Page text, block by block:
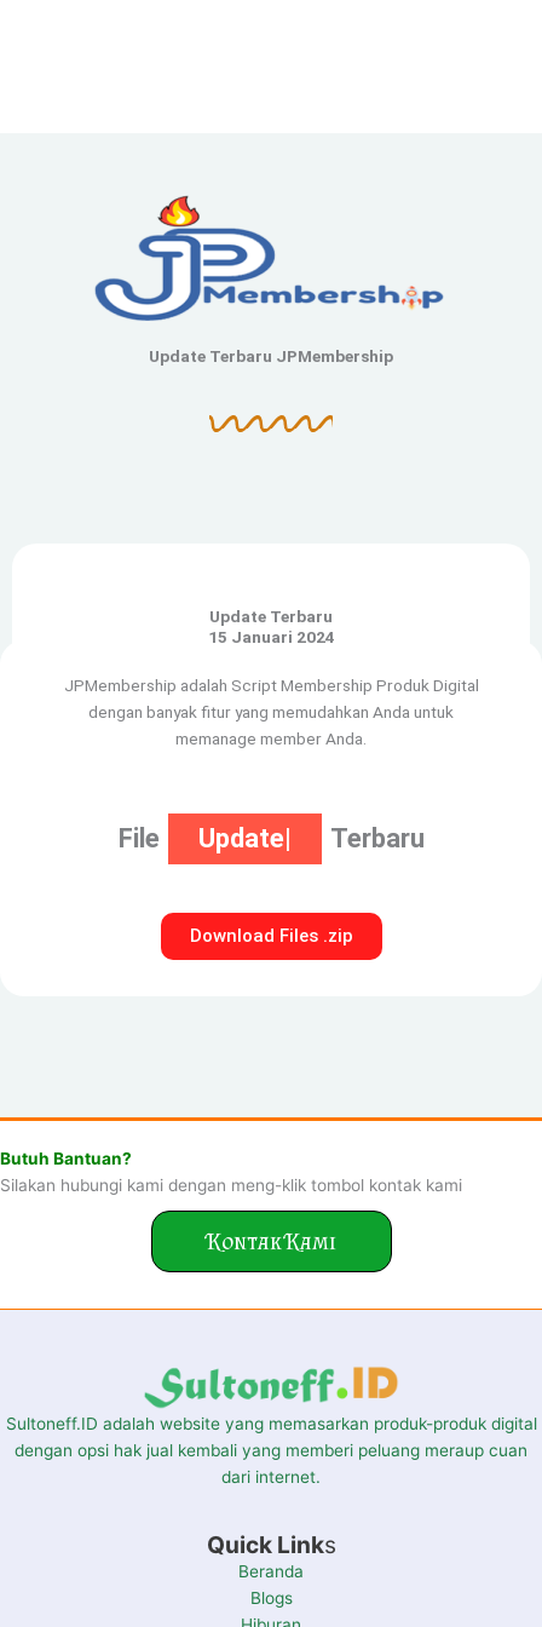
Update Terbaru JPMembership
Update Terbaru
15 Januari 2024
JPMembership adalah Script Membership Produk Digital
dengan banyak fitur yang memudahkan Anda untuk
memanage member Anda.
File Update Terbaru
Download Files .zip
Butuh Bantuan?
Silakan hubungi kami dengan meng-klik tombol kontak kami
Kontak Kami
Sultoneff.ID adalah website yang memasarkan produk-produk digital
dengan opsi hak jual kembali yang memberi peluang meraup cuan
dari internet.
Quick Links
Beranda
Blogs